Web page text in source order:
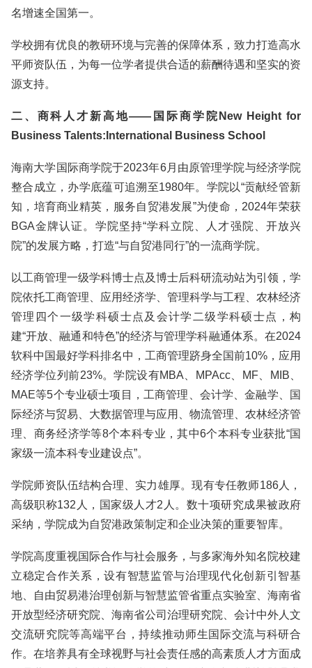
名增速全国第一。
学校拥有优良的教研环境与完善的保障体系，致力打造高水
平师资队伍，为每一位学者提供合适的薪酬待遇和坚实的资
源支持。
二、商科人才新高地——国际商学院New Height for
Business Talents:International Business School
海南大学国际商学院于2023年6月由原管理学院与经济学院
整合成立，办学底蕴可追溯至1980年。学院以“贡献经管新
知，培育商业精英，服务自贸港发展”为使命，2024年荣获
BGA金牌认证。学院坚持“学科立院、人才强院、开放兴
院”的发展方略，打造“与自贸港同行”的一流商学院。
以工商管理一级学科博士点及博士后科研流动站为引领，学
院依托工商管理、应用经济学、管理科学与工程、农林经济
管理四个一级学科硕士点及会计学二级学科硕士点，构
建“开放、融通和特色”的经济与管理学科融通体系。在2024
软科中国最好学科排名中，工商管理跻身全国前10%，应用
经济学位列前23%。学院设有MBA、MPAcc、MF、MIB、
MAE等5个专业硕士项目，工商管理、会计学、金融学、国
际经济与贸易、大数据管理与应用、物流管理、农林经济管
理、商务经济学等8个本科专业，其中6个本科专业获批“国
家级一流本科专业建设点”。
学院师资队伍结构合理、实力雄厚。现有专任教师186人，
高级职称132人，国家级人才2人。数十项研究成果被政府
采纳，学院成为自贸港政策制定和企业决策的重要智库。
学院高度重视国际合作与社会服务，与多家海外知名院校建
立稳定合作关系，设有智慧监管与治理现代化创新引智基
地、自由贸易港治理创新与智慧监管省重点实验室、海南省
开放型经济研究院、海南省公司治理研究院、会计中外人文
交流研究院等高端平台，持续推动师生国际交流与科研合
作。在培养具有全球视野与社会责任感的高素质人才方面成